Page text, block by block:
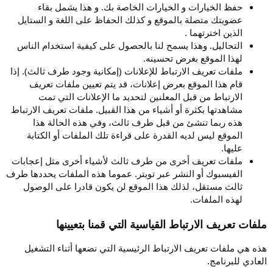
حفظ الخيارات و الخيارات الخاصة بك. و هذا يشمل بقاء
عضويتك متصلة بالموقع و كذلك الحفاظ على اللغة و الستايل
الذين اخترتهما .
التحاليل. وهذا يسمح لنا بالحصول على كيفية استخدام الناس
لهذا الموقع بغرض تحسينه.
ملفات تعريف الارتباط للإعلانات (إمكانية وجود طرف ثالث). إذا
قام هذا الموقع بعرض إعلانات، قد يتم تعيين ملفات تعريف
الارتباط من قبل المعلنين لتحديد ما الإعلانات التي تمت
مشاهدتها بكثرة أو أشياء من هذا القبيل. ملفات تعريف الارتباط
هذه ربما تنشئ من قبل طرف ثالث، وفي هذه الحالة هذا
الموقع ليس لديه القدرة على قراءة تلك الملفات أو الكتابة
عليها.
ملفات تعريف أخرى من طرف ثالث لأشياء أخرى مثل إعجابات
الفيسبوك أو النشر عبر تويتر. عموما هذه الملفات يحددها طرف
ثالث مستقل، لذلك هذا الموقع لن يكون قادرا على الوصول
لهذه الملفات.
ملفات تعريف الارتباط القياسية التي قمنا بتعيينها
هذه هي ملفات تعريف الارتباط الرئيسية التي نضعها أثناء التشغيل
العادي للبرنامج.